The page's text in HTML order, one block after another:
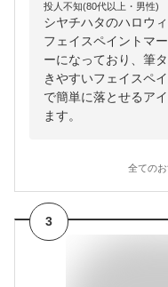
投人不知(80代以上・男性)
シヤチハタのハロウ
フェイスペイントマ
ーになっており、筆
きやすいフェイスペ
で簡単に落とせるア
ます。
全てのお
3